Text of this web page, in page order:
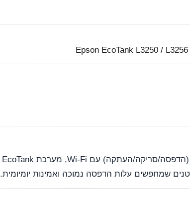
שמחפשים עלות הדפסה נמוכה ואמינות יומיומית.